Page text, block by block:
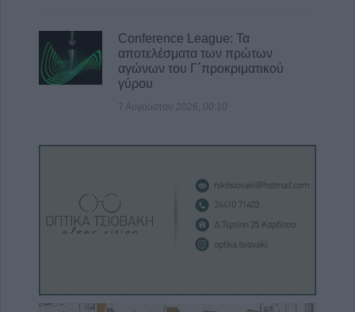
Conference League: Τα
αποτελέσματα των πρώτων
αγώνων του Γ΄προκριματικού
γύρου
7 Αυγούστου 2026, 00:10